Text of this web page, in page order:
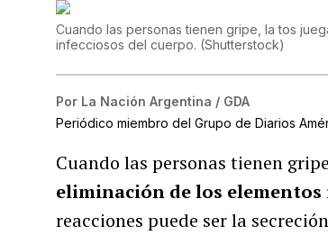
Cuando las personas tienen gripe, la tos
infecciosos del cuerpo. (Shutterstock)
Por La Nación Argentina / GDA
Periódico miembro del Grupo de Diarios
Cuando las personas tienen
eliminación de los
reacciones puede ser la